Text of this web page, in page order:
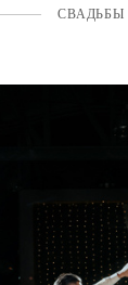
СВАДЬБЫ